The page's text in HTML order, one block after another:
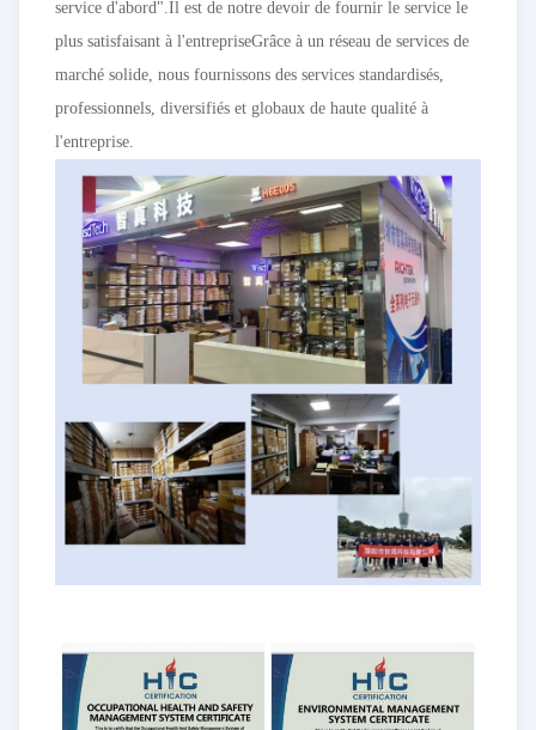
service d'abord".Il est de notre devoir de fournir le service le
plus satisfaisant à l'entrepriseGrâce à un réseau de services de
marché solide, nous fournissons des services standardisés,
professionnels, diversifiés et globaux de haute qualité à
l'entreprise.